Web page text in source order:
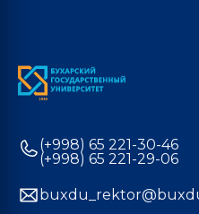
(+998) 65 221-30-46
(+998) 65 221-29-06